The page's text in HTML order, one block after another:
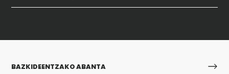
BAZKIDEENTZAKO ABANTA